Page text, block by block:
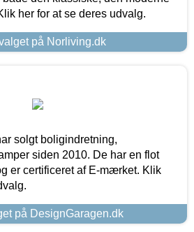
her for at se deres udvalg.
på Norliving.dk
solgt boligindretning,
siden 2010. De har en flot
er certificeret af E-mærket. Klik
på DesignGaragen.dk